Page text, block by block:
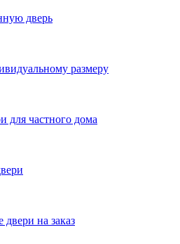
дверь
размеру
для частного дома
на заказ